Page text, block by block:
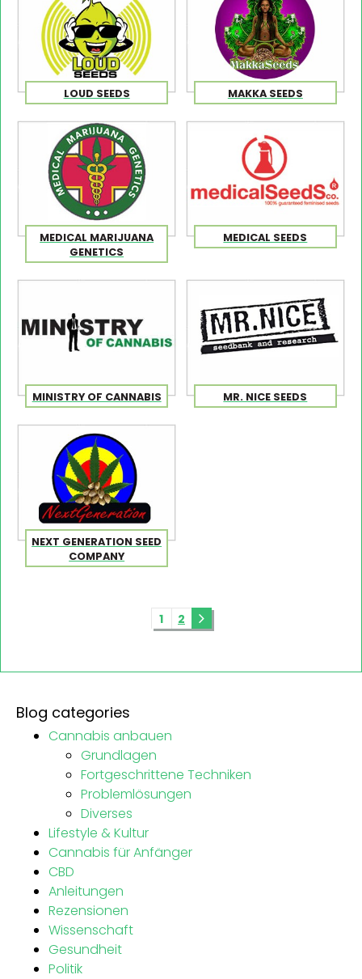
LOUD SEEDS MAKKA SEEDS
MEDICAL MARIJUANA
GENETICS
MEDICAL SEEDS
MINISTRY OF CANNABIS MR. NICE SEEDS
NEXT GENERATION SEED
COMPANY
1 2
Blog categories
Cannabis anbauen
Grundlagen
Fortgeschrittene Techniken
Problemlösungen
Diverses
Lifestyle & Kultur
Cannabis für Anfänger
CBD
Anleitungen
Rezensionen
Wissenschaft
Gesundheit
Politik